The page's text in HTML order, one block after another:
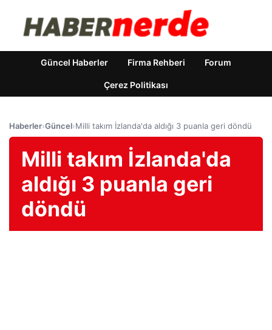
Güncel Haberler Firma Rehberi Forum
Çerez Politikası
Haberler›Güncel›Milli takım İzlanda'da aldığı 3 puanla geri döndü
Milli takım İzlanda'da
aldığı 3 puanla geri
döndü